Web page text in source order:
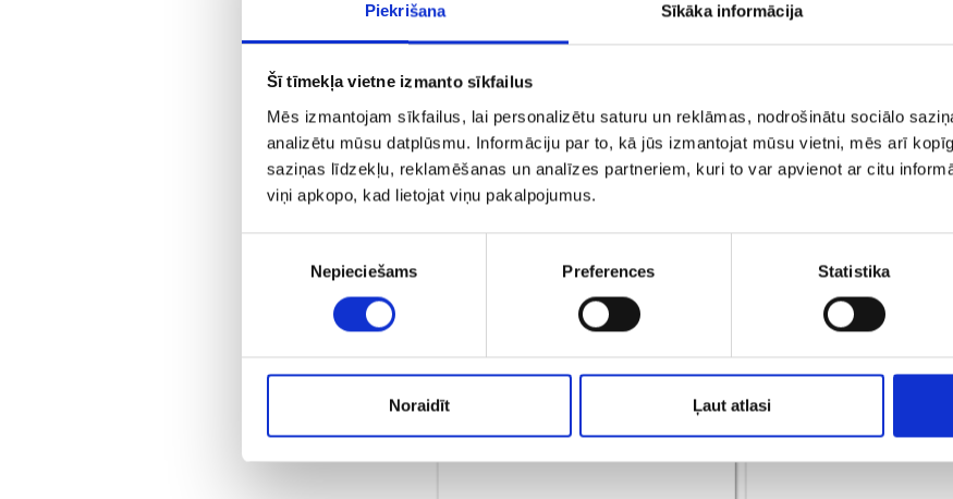
Piekrišana Sīkāka informācija
Šī tīmekļa vietne izmanto sīkfailus
Mēs izmantojam sīkfailus, lai personalizētu saturu un reklāmas, nodrošinātu sociālo
analizētu mūsu datplūsmu. Informāciju par to, kā jūs izmantojat mūsu vietni, mēs arī
saziņas līdzekļu, reklamēšanas un analīzes partneriem, kuri to var apvienot ar citu
viņi apkopo, kad lietojat viņu pakalpojumus.
Nepieciešams Preferences Statistika
Noraidīt Ļaut atlasi
€ 7.00
ДОБАВИТЬ В КОРЗИНУ
€ 2.00
ДОБАВИТЬ В